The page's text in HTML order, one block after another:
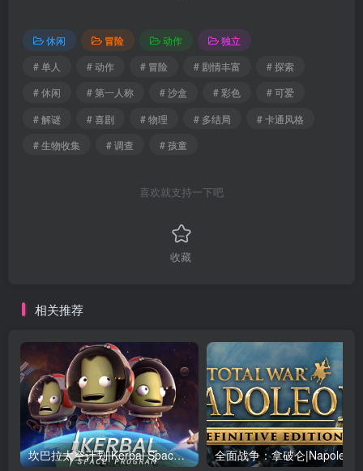
休闲 冒险 动作
独立
# 单人
# 动作 # 冒险 # 剧情丰富
# 探索
# 休闲
# 第一人称 # 沙盒 # 彩色
# 可爱
# 解谜
# 喜剧 # 物理 # 多结局
# 卡通风格
# 生物收集
# 调查 # 孩童
喜欢就支持一下吧
收藏
相关推荐
坎巴拉太空计划|Kerbal Space Program|1.12.5.3190|整合全DLC